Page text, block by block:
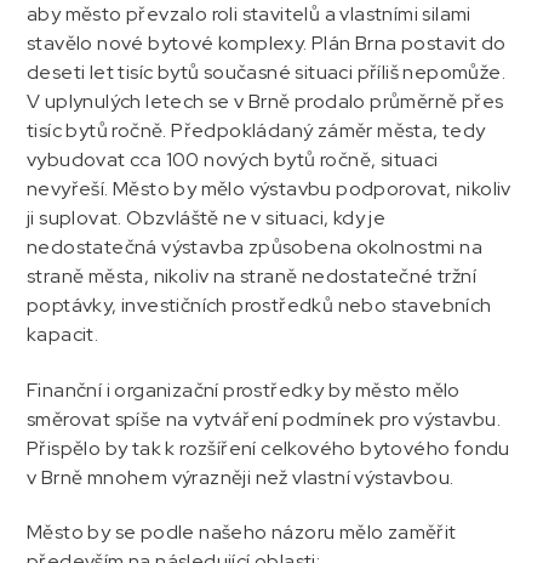
aby město převzalo roli stavitelů a vlastními silami
stavělo nové bytové komplexy. Plán Brna postavit do
deseti let tisíc bytů současné situaci příliš nepomůže.
V uplynulých letech se v Brně prodalo průměrně přes
tisíc bytů ročně. Předpokládaný záměr města, tedy
vybudovat cca 100 nových bytů ročně, situaci
nevyřeší. Město by mělo výstavbu podporovat, nikoliv
ji suplovat. Obzvláště ne v situaci, kdy je
nedostatečná výstavba způsobena okolnostmi na
straně města, nikoliv na straně nedostatečné tržní
poptávky, investičních prostředků nebo stavebních
kapacit.
Finanční i organizační prostředky by město mělo
směrovat spíše na vytváření podmínek pro výstavbu.
Přispělo by tak k rozšíření celkového bytového fondu
v Brně mnohem výrazněji než vlastní výstavbou.
Město by se podle našeho názoru mělo zaměřit